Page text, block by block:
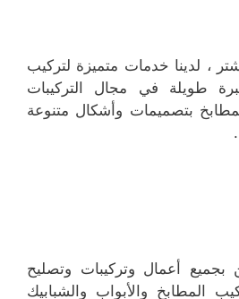
، لدينا خدمات متميزة لتركيب
طويلة في مجال التركيبات
بتصميمات وأشكال متنوعة
بجميع أعمال وتركيبات وتصليح
المطابخ والأبواب والشبابيك